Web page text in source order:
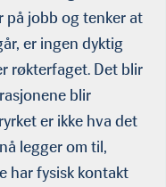
på jobb og tenker at
er ingen dyktig
røkterfaget. Det blir
blir
er ikke hva det
legger om til,
har fysisk kontakt